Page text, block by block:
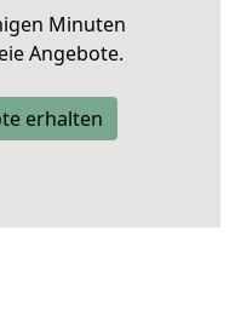
Minuten
Angebote.
erhalten